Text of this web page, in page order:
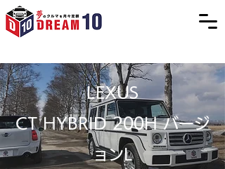
LEXUS
CT HYBRID 200H バージ
ョンL